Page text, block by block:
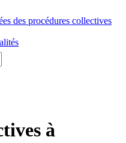
des procédures collectives
à